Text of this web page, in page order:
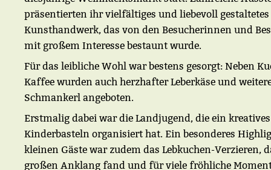
präsentierten ihr vielfältiges und liebevoll gestaltetes
Kunsthandwerk, das von den Besucherinnen und
mit großem Interesse bestaunt wurde.
Für das leibliche Wohl war bestens gesorgt: Neben
Kaffee wurden auch herzhafter Leberkäse und
Schmankerl angeboten.
Erstmalig dabei war die Landjugend, die ein kreatives
Kinderbasteln organisiert hat. Ein besonderes
kleinen Gäste war zudem das Lebkuchen-Verzieren,
großen Anklang fand und für viele fröhliche